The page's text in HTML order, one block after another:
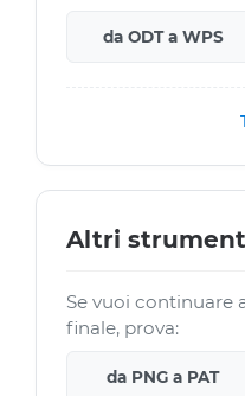
da ODT a WPS
Altri
Se vuoi continuare
finale, prova:
da PNG a PAT